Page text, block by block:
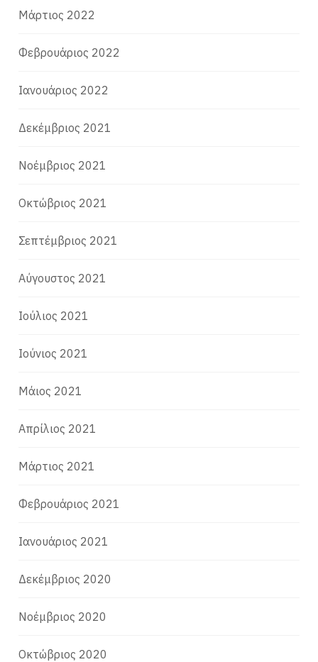
Μάρτιος 2022
Φεβρουάριος 2022
Ιανουάριος 2022
Δεκέμβριος 2021
Νοέμβριος 2021
Οκτώβριος 2021
Σεπτέμβριος 2021
Αύγουστος 2021
Ιούλιος 2021
Ιούνιος 2021
Μάιος 2021
Απρίλιος 2021
Μάρτιος 2021
Φεβρουάριος 2021
Ιανουάριος 2021
Δεκέμβριος 2020
Νοέμβριος 2020
Οκτώβριος 2020